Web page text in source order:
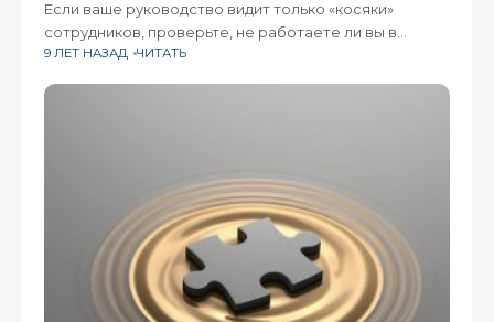
Если ваше руководство видит только «косяки»
сотрудников, проверьте, не работаете ли вы в
токсичной компании.Токсичная рабочая атмосфера.
9 ЛЕТ НАЗАД ЧИТАТЬ